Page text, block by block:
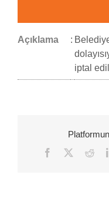
Açıklama :
iptal
Facebook
Twitter